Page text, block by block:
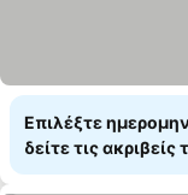
Επιλέξτε
δείτε τις ακριβείς